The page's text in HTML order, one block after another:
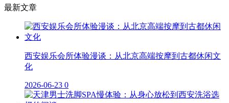
最新文章
西安娱乐会所体验漫谈：从北京高端按摩到古都休闲文
化
2026-06-23 0